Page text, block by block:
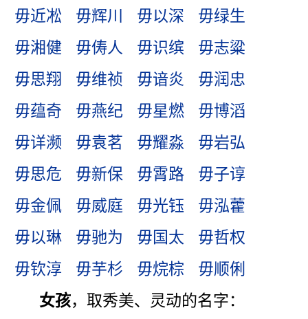
毋近凇
毋辉川 毋以深
毋绿生
毋湘健
毋俦人 毋识缤
毋志粱
毋思翔
毋维祯 毋谙炎
毋润忠
毋蕴奇
毋燕纪 毋星燃
毋博滔
毋详濒
毋袁茗 毋耀淼
毋岩弘
毋思危
毋新保 毋霄路
毋子谆
毋金佩
毋威庭 毋光钰
毋泓藿
毋以琳
毋驰为 毋国太
毋哲权
毋钦淳
毋芋杉 毋烷棕
毋顺俐
女孩，取秀美、灵动的名字：